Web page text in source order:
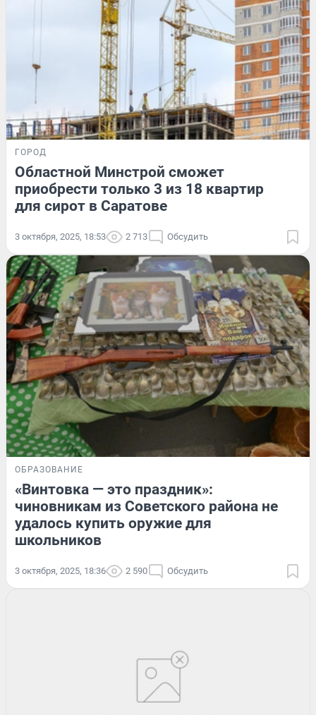
ГОРОД
Областной Минстрой сможет
приобрести только 3 из 18 квартир
для сирот в Саратове
3 октября, 2025, 18:53 2 713 Обсудить
ОБРАЗОВАНИЕ
«Винтовка — это праздник»:
чиновникам из Советского района не
удалось купить оружие для
школьников
3 октября, 2025, 18:36 2 590 Обсудить